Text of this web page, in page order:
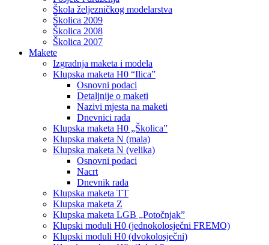
Škola željezničkog modelarstva
Školica 2009
Školica 2008
Školica 2007
Makete
Izgradnja maketa i modela
Klupska maketa H0 “Ilica”
Osnovni podaci
Detaljnije o maketi
Nazivi mjesta na maketi
Dnevnici rada
Klupska maketa H0 „Školica”
Klupska maketa N (mala)
Klupska maketa N (velika)
Osnovni podaci
Nacrt
Dnevnik rada
Klupska maketa TT
Klupska maketa Z
Klupska maketa LGB „Potočnjak”
Klupski moduli H0 (jednokolosječni FREMO)
Klupski moduli H0 (dvokolosječni)